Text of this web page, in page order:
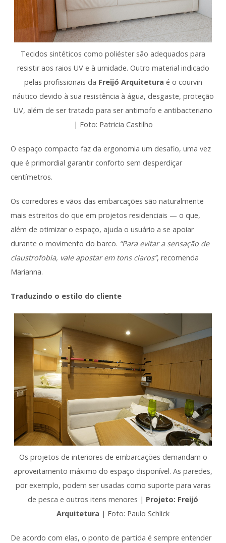
Tecidos sintéticos como poliéster são adequados para
resistir aos raios UV e à umidade. Outro material indicado
pelas profissionais da Freijó Arquitetura é o courvin
náutico devido à sua resistência à água, desgaste, proteção
UV, além de ser tratado para ser antimofo e antibacteriano
| Foto: Patricia Castilho
O espaço compacto faz da ergonomia um desafio, uma vez
que é primordial garantir conforto sem desperdiçar
centímetros.
Os corredores e vãos das embarcações são naturalmente
mais estreitos do que em projetos residenciais — o que,
além de otimizar o espaço, ajuda o usuário a se apoiar
durante o movimento do barco. “Para evitar a sensação de
claustrofobia, vale apostar em tons claros”, recomenda
Marianna.
Traduzindo o estilo do cliente
Os projetos de interiores de embarcações demandam o
aproveitamento máximo do espaço disponível. As paredes,
por exemplo, podem ser usadas como suporte para varas
de pesca e outros itens menores | Projeto: Freijó
Arquitetura | Foto: Paulo Schlick
De acordo com elas, o ponto de partida é sempre entender